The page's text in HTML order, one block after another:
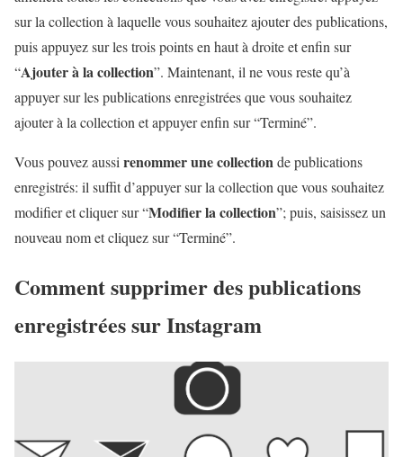
sur la collection à laquelle vous souhaitez ajouter des publications,
puis appuyez sur les trois points en haut à droite et enfin sur
“Ajouter à la collection”. Maintenant, il ne vous reste qu’à
appuyer sur les publications enregistrées que vous souhaitez
ajouter à la collection et appuyer enfin sur “Terminé”.
Vous pouvez aussi renommer une collectionde publications
enregistrés: il suffit d’appuyer sur la collection que vous souhaitez
modifier et cliquer sur “Modifier la collection”; puis, saisissez un
nouveau nom et cliquez sur “Terminé”.
Comment supprimer des publications
enregistrées sur Instagram